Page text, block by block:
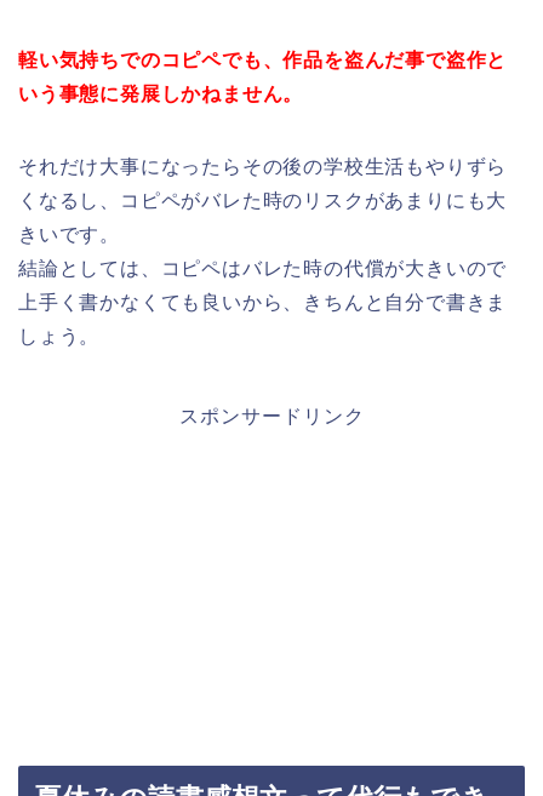
軽い気持ちでのコピペでも、作品を盗んだ事で盗作と
いう事態に発展しかねません。
それだけ大事になったらその後の学校生活もやりずら
くなるし、コピペがバレた時のリスクがあまりにも大
きいです。
結論としては、コピペはバレた時の代償が大きいので
上手く書かなくても良いから、きちんと自分で書きま
しょう。
スポンサードリンク